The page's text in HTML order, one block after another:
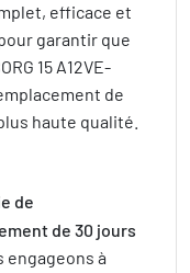
efficace et
garantir que
15 A12VE-
de
haute qualité.
de
de 30 jours
engageons à